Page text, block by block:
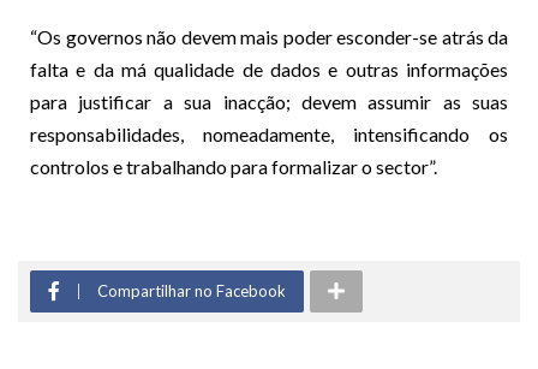
“Os governos não devem mais poder esconder-se atrás da
falta e da má qualidade de dados e outras informações
para justificar a sua inacção; devem assumir as suas
responsabilidades, nomeadamente, intensificando os
controlos e trabalhando para formalizar o sector”.
Compartilhar no Facebook